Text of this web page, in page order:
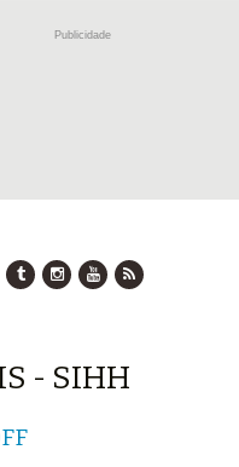
Publicidade
- SIHH